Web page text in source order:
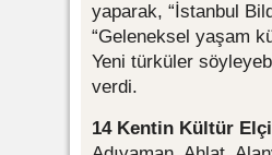
yaparak, “İstanbul
“Geleneksel yaşam
Yeni türküler
verdi.
14 Kentin Kültür